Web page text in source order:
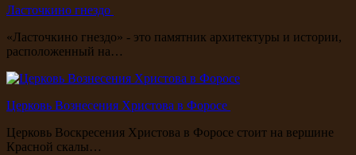
Ласточкино гнездо
«Ласточкино гнездо» - это памятник архитектуры и истории,
расположенный на…
Церковь Вознесения Христова в Форосе
Церковь Воскресения Христова в Форосе стоит на вершине
Красной скалы…